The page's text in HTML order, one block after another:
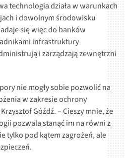
technologia działa w warunkach
i dowolnym środowisku
się więc do banków
infrastruktury
i zarządzają zewnętrzni
nie mogły sobie pozwolić na
w zakresie ochrony
Góźdź. – Cieszy mnie, że
pozwala stanąć im na równi z
tylko pod kątem zagrożeń, ale